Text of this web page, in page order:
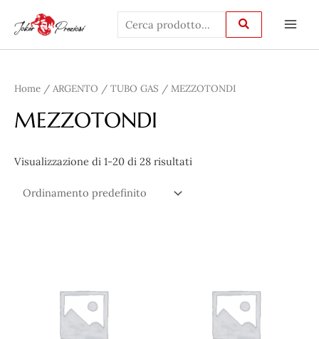
contenuto
Home / ARGENTO / TUBO GAS / MEZZOTONDI
MEZZOTONDI
Visualizzazione di 1-20 di 28 risultati